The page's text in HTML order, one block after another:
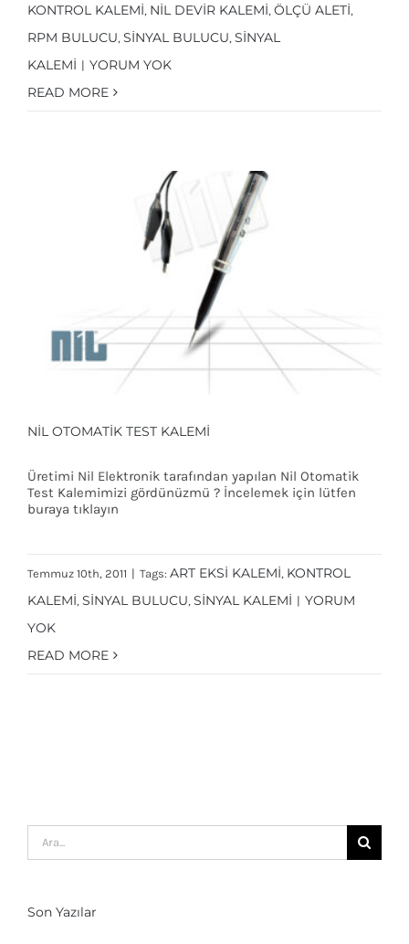
KONTROL KALEMI, NIL DEVIR KALEMI, ÖLÇÜ ALETI,
RPM BULUCU, SINYAL BULUCU, SINYAL
KALEMI | YORUM YOK
READ MORE
NIL OTOMATIK TEST KALEMI
Üretimi Nil Elektronik tarafından yapılan Nil Otomatik
Test Kalemimizi gördünüzmü ? İncelemek için lütfen
buraya tıklayın
Temmuz 10th, 2011 | Tags: ART EKSI KALEMI, KONTROL
KALEMI, SINYAL BULUCU, SINYAL KALEMI | YORUM
YOK
READ MORE
Son Yazılar